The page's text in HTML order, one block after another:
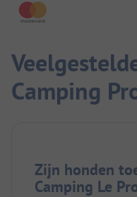
Camping
Zijn honden
Camping Le